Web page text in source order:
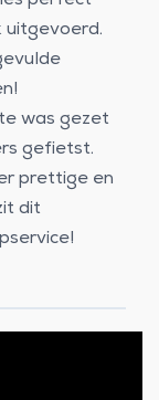
uitgevoerd.
was gezet
gefietst.
prettige en
dit